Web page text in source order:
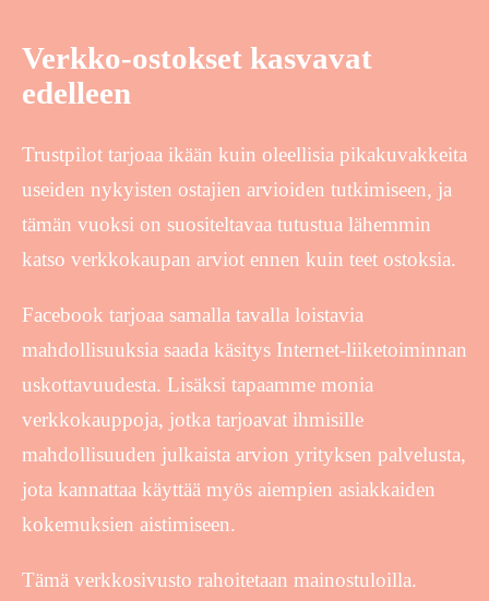
Verkko-ostokset kasvavat
edelleen
Trustpilot tarjoaa ikään kuin oleellisia pikakuvakkeita
useiden nykyisten ostajien arvioiden tutkimiseen, ja
tämän vuoksi on suositeltavaa tutustua lähemmin
katso verkkokaupan arviot ennen kuin teet ostoksia.
Facebook tarjoaa samalla tavalla loistavia
mahdollisuuksia saada käsitys Internet-liiketoiminnan
uskottavuudesta. Lisäksi tapaamme monia
verkkokauppoja, jotka tarjoavat ihmisille
mahdollisuuden julkaista arvion yrityksen palvelusta,
jota kannattaa käyttää myös aiempien asiakkaiden
kokemuksien aistimiseen.
Tämä verkkosivusto rahoitetaan mainostuloilla.